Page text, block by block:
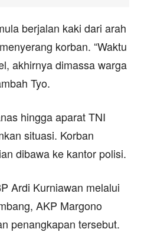
berjalan kaki dari arah
korban. “Waktu
akhirnya dimassa warga
Tyo.
hingga aparat TNI
situasi. Korban
dibawa ke kantor polisi.
Ardi Kurniawan melalui
AKP Margono
penangkapan tersebut.